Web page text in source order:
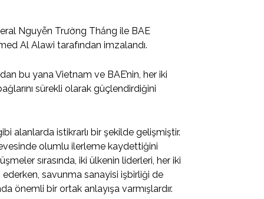
Nguyễn Trường Thắng ile BAE
Al Alawi tarafından imzalandı.
bu yana Vietnam ve BAE’nin, her iki
sürekli olarak güçlendirdiğini
alanlarda istikrarlı bir şekilde gelişmiştir.
olumlu ilerleme kaydettiğini
sırasında, iki ülkenin liderleri, her iki
savunma sanayisi işbirliği de
önemli bir ortak anlayışa varmışlardır.